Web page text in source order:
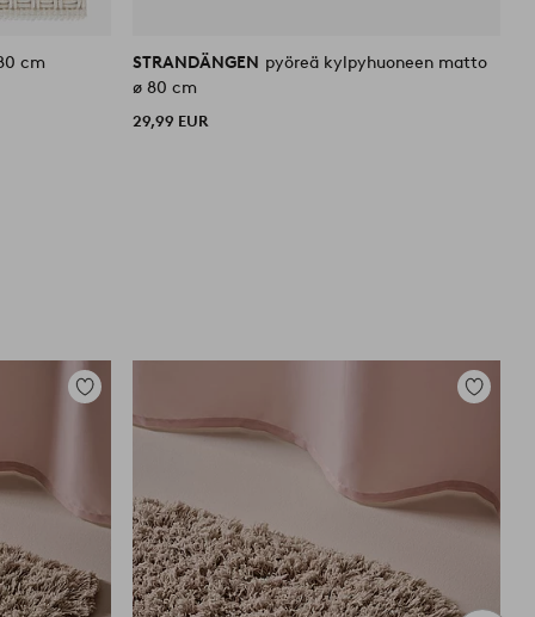
cm STRANDÄNGEN pyöreä kylpyhuoneen matto
ø 80 cm
29,99 EUR
Lisää
suosikkeihin
Lisää